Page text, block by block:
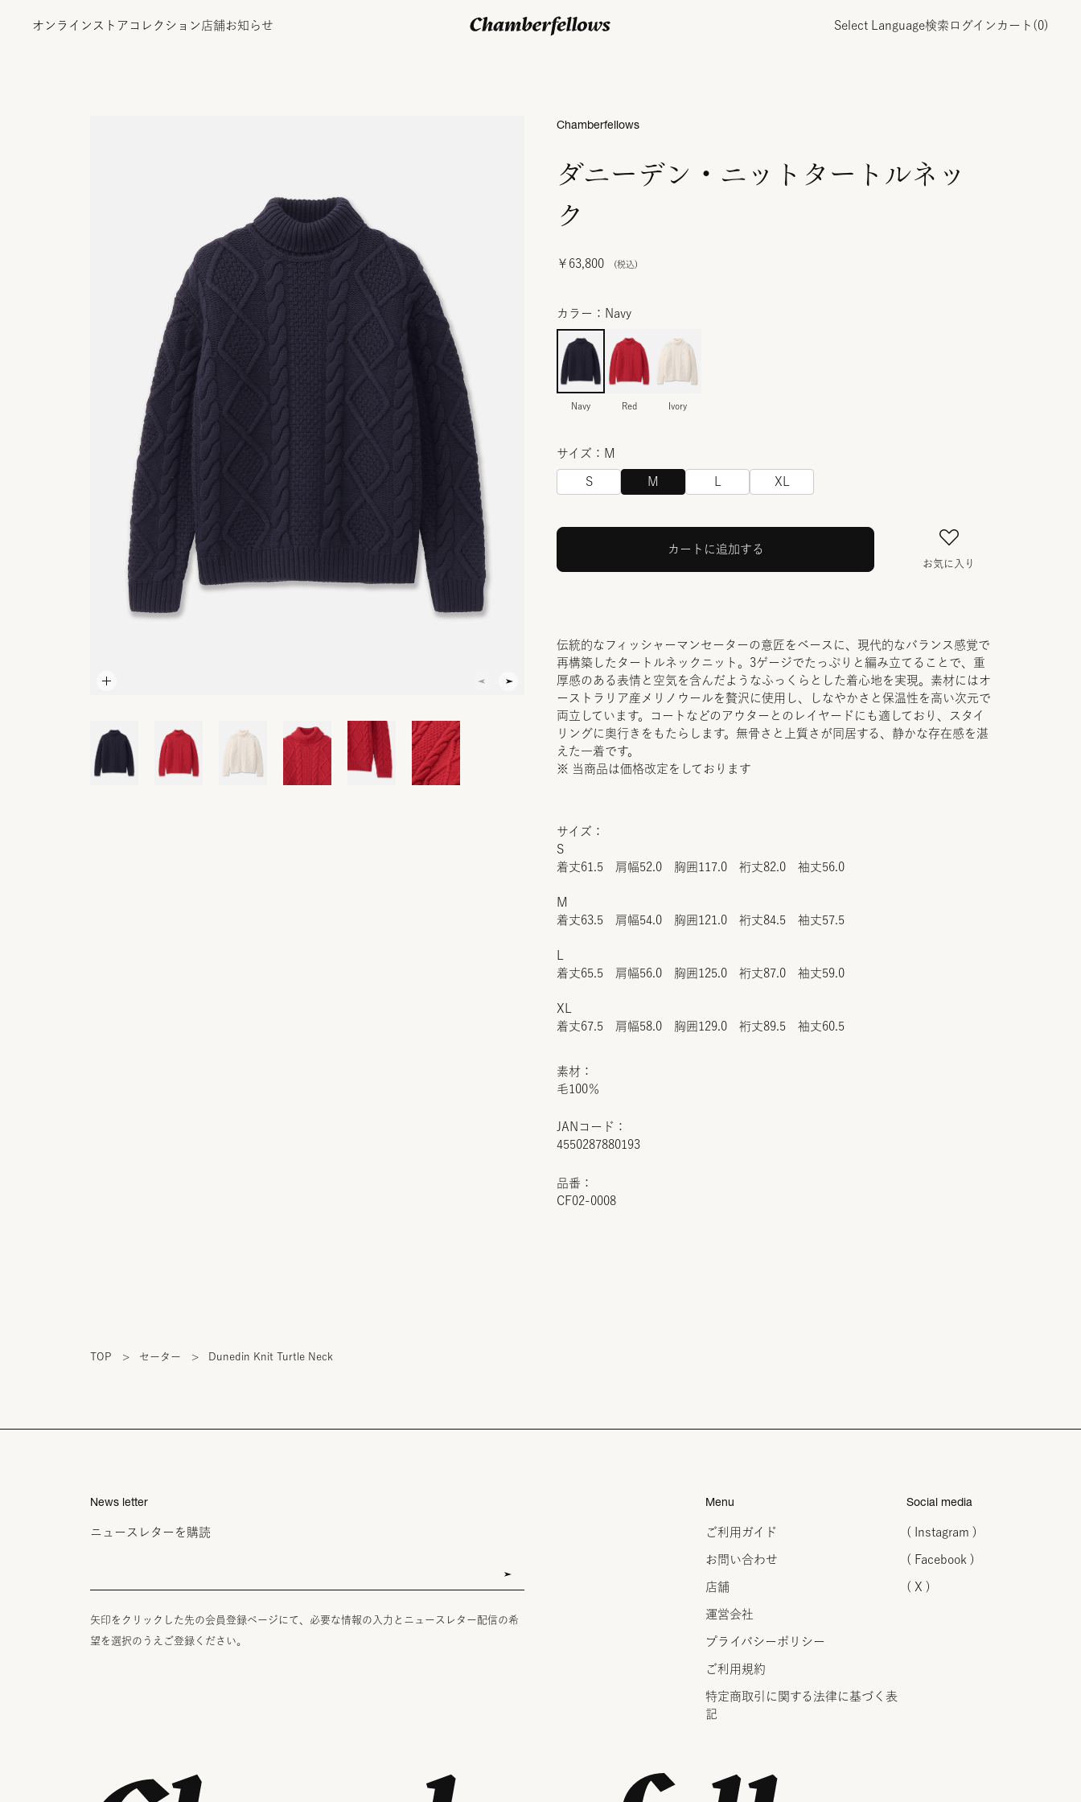
オンラインストア コレクション 店舗お知らせ Select Language検索 ログイン カート( 0)
ダニーデン・ニットタートルネッ
ク
￥63,800
JANコード：
4550287880193
品番：
CF02-0008
Chamberfellows
カラー：Navy
Navy Red Ivory
サイズ：M
S M XL
カートに追加する
お気に入り
伝統的なフィッシャーマンセーターの意匠をベースに、現代的なバランス感覚で
再構築したタートルネックニット。3ゲージでたっぷりと編み立てることで、重
厚感のある表情と空気を含んだようなふっくらとした着心地を実現。素材にはオ
ーストラリア産メリノウールを贅沢に使用し、しなやかさと保温性を高い次元で
両立しています。コートなどのアウターとのレイヤードにも適しており、スタイ
リングに奥行きをもたらします。無骨さと上質さが同居する、静かな存在感を湛
えた一着です。
※ 当商品は価格改定をしております
サイズ：
S
着丈61.5 肩幅52.0 胸囲117.0 裄丈82.0 袖丈56.0
M
着丈63.5 肩幅54.0 胸囲121.0 裄丈84.5 袖丈57.5
着丈65.5 肩幅56.0 胸囲125.0 裄丈87.0 袖丈59.0
XL
着丈67.5 肩幅58.0 胸囲129.0 裄丈89.5 袖丈60.5
素材：
毛100％
TOP > セーター > Dunedin Knit Turtle Neck
News letter
ニュースレターを購読
矢印をクリックした先の会員登録ページにて、必要な情報の入力とニュースレター配信の希
望を選択のうえご登録ください。
Menu
ご利用ガイド
お問い合わせ
店舗
運営会社
プライバシーポリシー
ご利用規約
特定商取引に関する法律に 基づく表
記
Social media
( Instagram )
( Facebook )
( X )